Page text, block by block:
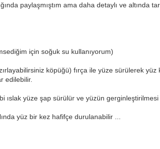
paylaşmıştım ama daha detaylı ve altında
için soğuk su kullanıyorum)
köpüğü) fırça ile yüze sürülerek
edilebilir.
ıslak yüze şap sürülür ve yüzün gerginleştirilmesi
yüz bir kez hafifçe durulanabilir ...